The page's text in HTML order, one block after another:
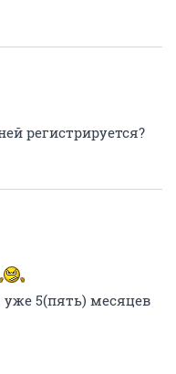
регистрируется?
5(пять) месяцев